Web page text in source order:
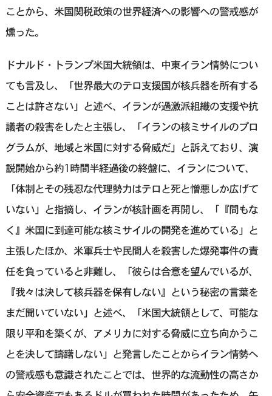
ことから、米国関税政策の世界経済への影響への警戒感が
燻った。
ドナルド・トランプ米国大統領は、中東イラン情勢につい
ても言及し、「世界最大のテロ支援国が核兵器を所有する
ことは許さない」と述べ、イランが過激派組織の支援や抗
議者の殺害をしたと主張し、「イランの核ミサイルのプロ
グラムが、地域と米国に対する脅威だ」と訴えており、演
説開始から約1時間半経過後の終盤に、イランについて、
「体制とその残忍な代理勢力はテロと死と憎悪しか広げて
いない」と指摘し、イランが核計画を再開し、「『間もな
く』米国に到達可能な核ミサイルの開発を進めている」と
主張したほか、米軍兵士や民間人を殺害した爆発事件の責
任を負っていると非難し、「彼らは合意を望んでいるが、
『我々は決して核兵器を保有しない』という秘密の言葉を
まだ聞いていない」と述べ、「米国大統領として、可能な
限り平和を築くが、アメリカに対する脅威に立ち向かうこ
とを決して躊躇しない」と発言したことからイラン情勢へ
の警戒感も意識されたことでは、世界的な流動性の高さか